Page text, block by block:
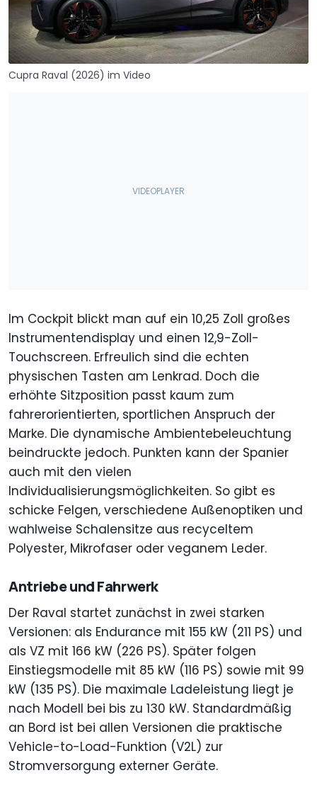
Cupra Raval (2026) im Video
Im Cockpit blickt man auf ein 10,25 Zoll großes
Instrumentendisplay und einen 12,9-Zoll-
Touchscreen. Erfreulich sind die echten
physischen Tasten am Lenkrad. Doch die
erhöhte Sitzposition passt kaum zum
fahrerorientierten, sportlichen Anspruch der
Marke. Die dynamische Ambientebeleuchtung
beindruckte jedoch. Punkten kann der Spanier
auch mit den vielen
Individualisierungsmöglichkeiten. So gibt es
schicke Felgen, verschiedene Außenoptiken und
wahlweise Schalensitze aus recyceltem
Polyester, Mikrofaser oder veganem Leder.
Antriebe und Fahrwerk
Der Raval startet zunächst in zwei starken
Versionen: als Endurance mit 155 kW (211 PS) und
als VZ mit 166 kW (226 PS). Später folgen
Einstiegsmodelle mit 85 kW (116 PS) sowie mit 99
kW (135 PS). Die maximale Ladeleistung liegt je
nach Modell bei bis zu 130 kW. Standardmäßig
an Bord ist bei allen Versionen die praktische
Vehicle-to-Load-Funktion (V2L) zur
Stromversorgung externer Geräte.